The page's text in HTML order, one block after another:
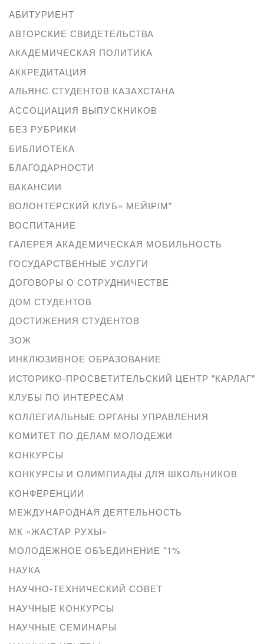
АБИТУРИЕНТ
АВТОРСКИЕ СВИДЕТЕЛЬСТВА
АКАДЕМИЧЕСКАЯ ПОЛИТИКА
АККРЕДИТАЦИЯ
АЛЬЯНС СТУДЕНТОВ КАЗАХСТАНА
АССОЦИАЦИЯ ВЫПУСКНИКОВ
БЕЗ РУБРИКИ
БИБЛИОТЕКА
БЛАГОДАРНОСТИ
ВАКАНСИИ
ВОЛОНТЕРСКИЙ КЛУБ» МЕЙІРІМ"
ВОСПИТАНИЕ
ГАЛЕРЕЯ АКАДЕМИЧЕСКАЯ МОБИЛЬНОСТЬ
ГОСУДАРСТВЕННЫЕ УСЛУГИ
ДОГОВОРЫ О СОТРУДНИЧЕСТВЕ
ДОМ СТУДЕНТОВ
ДОСТИЖЕНИЯ СТУДЕНТОВ
ЗОЖ
ИНКЛЮЗИВНОЕ ОБРАЗОВАНИЕ
ИСТОРИКО-ПРОСВЕТИТЕЛЬСКИЙ ЦЕНТР "КАРЛАГ"
КЛУБЫ ПО ИНТЕРЕСАМ
КОЛЛЕГИАЛЬНЫЕ ОРГАНЫ УПРАВЛЕНИЯ
КОМИТЕТ ПО ДЕЛАМ МОЛОДЕЖИ
КОНКУРСЫ
КОНКУРСЫ И ОЛИМПИАДЫ ДЛЯ ШКОЛЬНИКОВ
КОНФЕРЕНЦИИ
МЕЖДУНАРОДНАЯ ДЕЯТЕЛЬНОСТЬ
МК «ЖАСТАР РУХЫ»
МОЛОДЕЖНОЕ ОБЪЕДИНЕНИЕ "1%
НАУКА
НАУЧНО-ТЕХНИЧЕСКИЙ СОВЕТ
НАУЧНЫЕ КОНКУРСЫ
НАУЧНЫЕ СЕМИНАРЫ